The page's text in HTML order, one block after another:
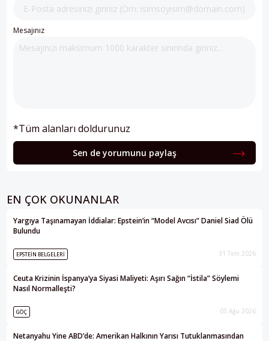
Mesajınız
*Tüm alanları doldurunuz
Sen de yorumunu paylaş
EN ÇOK OKUNANLAR
Yargıya Taşınamayan İddialar: Epstein’in “Model Avcısı” Daniel Siad Ölü
Bulundu
EPSTEIN BELGELERI 31 Tem 2026
Ceuta Krizinin İspanya’ya Siyasi Maliyeti: Aşırı Sağın “İstila” Söylemi
Nasıl Normalleşti?
GÖÇ 03 Ağu 2026
Netanyahu Yine ABD’de: Amerikan Halkının Yarısı Tutuklanmasından